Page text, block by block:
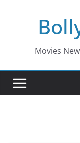
Movies